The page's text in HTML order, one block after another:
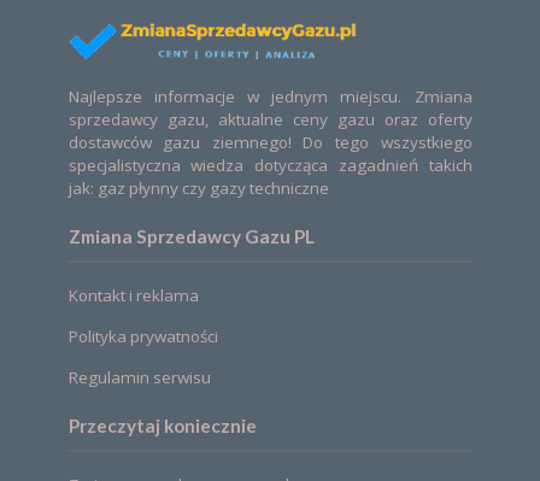
Najlepsze informacje w jednym miejscu. Zmiana
sprzedawcy gazu, aktualne ceny gazu oraz oferty
dostawców gazu ziemnego! Do tego wszystkiego
specjalistyczna wiedza dotycząca zagadnień takich
jak: gaz płynny czy gazy techniczne
Zmiana Sprzedawcy Gazu PL
Kontakt i reklama
Polityka prywatności
Regulamin serwisu
Przeczytaj koniecznie